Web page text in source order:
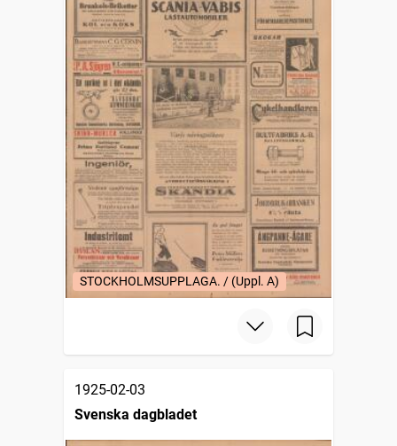
STOCKHOLMSUPPLAGA. / (Uppl. A)
1925-02-03
Svenska dagbladet